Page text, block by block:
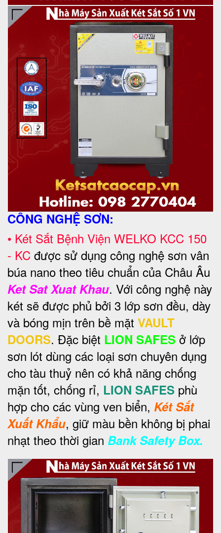
CÔNG NGHỆ SƠN:
• Két Sắt Bệnh Viện WELKO KCC 150
- KC được sử dụng công nghệ sơn vân
búa nano theo tiêu chuẩn của Châu Âu
Ket Sat Xuat Khau. Với công nghệ này
két sẽ được phủ bởi 3 lớp sơn đều, dày
và bóng mịn trên bề mặt VAULT
DOORS. Đặc biệt LION SAFES ở lớp
sơn lót dùng các loại sơn chuyên dụng
cho tàu thuỷ nên có khả năng chống
mặn tốt, chống rỉ, LION SAFES phù
hợp cho các vùng ven biển, Két Sắt
Xuất Khẩu, giữ màu bền không bị phai
nhạt theo thời gian Bank Safety Box.